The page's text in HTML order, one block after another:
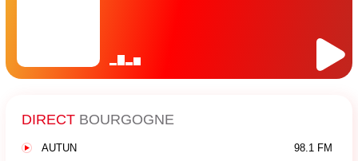
DIRECT BOURGOGNE
AUTUN 98.1 FM